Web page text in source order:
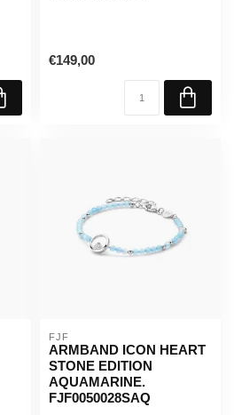
€149,00
FJF
ARMBAND ICON HEART
STONE EDITION
AQUAMARINE.
FJF0050028SAQ